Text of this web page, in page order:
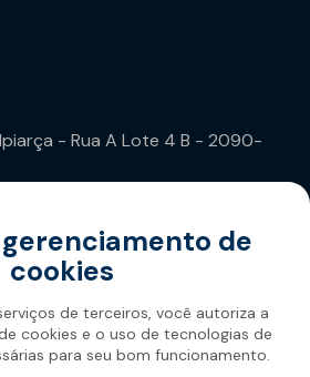
- Rua A Lote 4 B - 2090-
cookies
de terceiros, você autoriza a
cookies e o uso de tecnologias de
para seu bom funcionamento.